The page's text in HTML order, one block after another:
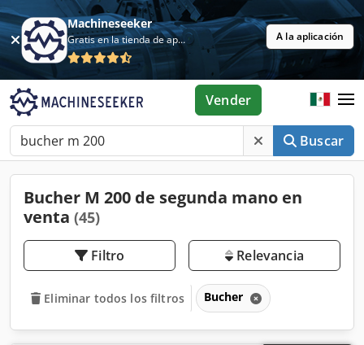
Machineseeker
Gratis en la tienda de aplicaciones A la aplicación
Buscar
Vender
Bucher M 200 de segunda mano en
venta (45)
Filtro Relevancia
Eliminar todos los filtros Bucher